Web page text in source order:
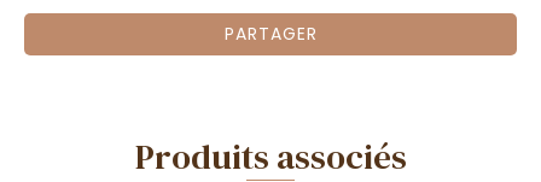
PARTAGER
Produits associés